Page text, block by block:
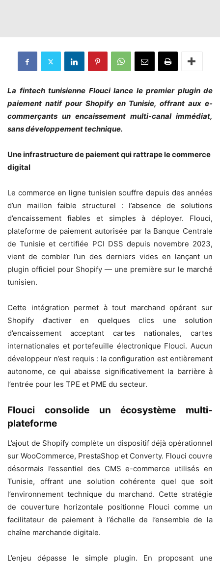
La fintech tunisienne Flouci lance le premier plugin de
paiement natif pour Shopify en Tunisie, offrant aux e-
commerçants un encaissement multi-canal immédiat,
sans développement technique.
Une infrastructure de paiement qui rattrape le commerce
digital
Le commerce en ligne tunisien souffre depuis des années
d’un maillon faible structurel : l’absence de solutions
d’encaissement fiables et simples à déployer. Flouci,
plateforme de paiement autorisée par la Banque Centrale
de Tunisie et certifiée PCI DSS depuis novembre 2023,
vient de combler l’un des derniers vides en lançant un
plugin officiel pour Shopify — une première sur le marché
tunisien.
Cette intégration permet à tout marchand opérant sur
Shopify d’activer en quelques clics une solution
d’encaissement acceptant cartes nationales, cartes
internationales et portefeuille électronique Flouci. Aucun
développeur n’est requis : la configuration est entièrement
autonome, ce qui abaisse significativement la barrière à
l’entrée pour les TPE et PME du secteur.
Flouci consolide un écosystème multi-
plateforme
L’ajout de Shopify complète un dispositif déjà opérationnel
sur WooCommerce, PrestaShop et Converty. Flouci couvre
désormais l’essentiel des CMS e-commerce utilisés en
Tunisie, offrant une solution cohérente quel que soit
l’environnement technique du marchand. Cette stratégie
de couverture horizontale positionne Flouci comme un
facilitateur de paiement à l’échelle de l’ensemble de la
chaîne marchande digitale.
L’enjeu dépasse le simple plugin. En proposant une